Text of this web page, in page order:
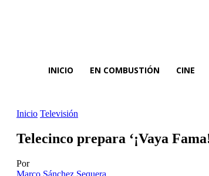
INICIO EN COMBUSTIÓN CINE
Inicio Televisión
Telecinco prepara ‘¡Vaya
Por
Marco Sánchez Sequera